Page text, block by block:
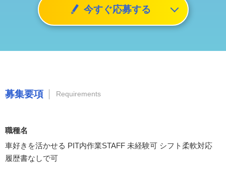
今すぐ応募する
募集要項 Requirements
職種名
車好きを活かせる PIT内作業STAFF 未経験可 シフト柔軟対応
履歴書なしで可